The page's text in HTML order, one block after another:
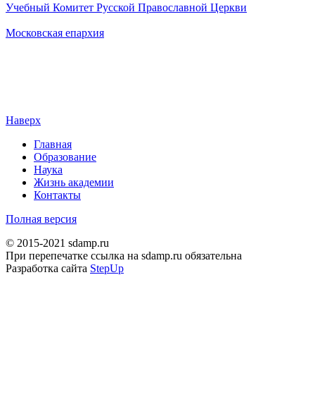
Учебный Комитет Русской Православной Церкви
Московская епархия
Наверх
Главная
Образование
Наука
Жизнь академии
Контакты
Полная версия
© 2015-2021 sdamp.ru
При перепечатке ссылка на sdamp.ru обязательна
Разработка сайта StepUp